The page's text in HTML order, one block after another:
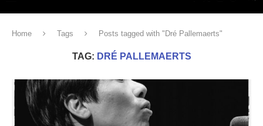
Home Tags Posts tagged with "Dré Pallemaerts"
TAG: DRÉ PALLEMAERTS